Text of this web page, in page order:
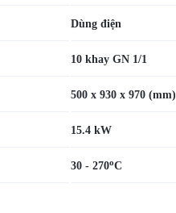
Dùng điện
10 khay GN 1/1
500 x 930 x 970 (mm)
15.4 kW
30 - 270oC